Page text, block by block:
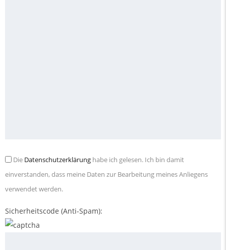
Die Datenschutzerklärung habe ich gelesen. Ich bin damit
einverstanden, dass meine Daten zur Bearbeitung meines Anliegens
verwendet werden.
Sicherheitscode (Anti-Spam):